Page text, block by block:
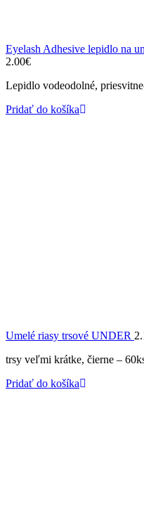
Eyelash Adhesive lepidlo na
2.00€
Lepidlo vodeodolné,
Pridať do košíka
Umelé riasy trsové UNDER
trsy veľmi krátke, čierne –
Pridať do košíka